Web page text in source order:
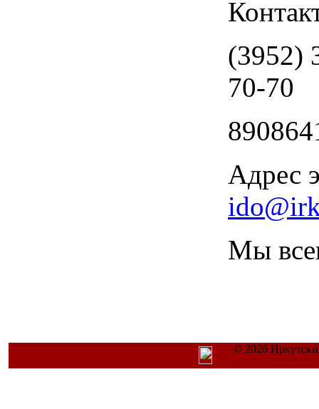
(3952)
70-70
Адрес
Мы
© 2026